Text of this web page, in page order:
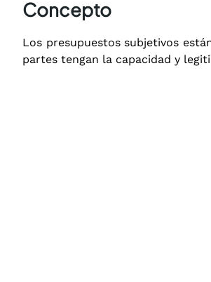
Concepto
Los presupuestos subjetivos
partes tengan la capacidad y